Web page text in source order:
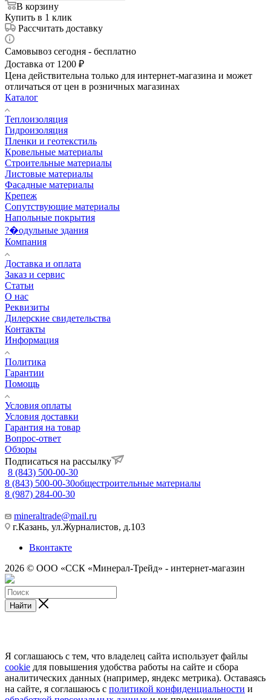
В корзину
Купить в 1 клик
Рассчитать доставку
Самовывоз сегодня - бесплатно
Доставка от 1200 ₽
Цена действительна только для интернет-магазина и может
отличаться от цен в розничных магазинах
Каталог
Теплоизоляция
Гидроизоляция
Пленки и геотекстиль
Кровельные материалы
Строительные материалы
Листовые материалы
Фасадные материалы
Крепеж
Сопутствующие материалы
Напольные покрытия
?�одульные здания
Компания
Доставка и оплата
Заказ и сервис
Статьи
О нас
Реквизиты
Дилерские свидетельства
Контакты
Информация
Политика
Гарантии
Помощь
Условия оплаты
Условия доставки
Гарантия на товар
Вопрос-ответ
Обзоры
Подписаться на рассылку
8 (843) 500-00-30
8 (843) 500-00-30общестроительные материалы
8 (987) 284-00-30
mineraltrade@mail.ru
г.Казань, ул.Журналистов, д.103
Вконтакте
2026 © ООО «ССК «Минерал-Трейд» - интернет-магазин
Найти
Я соглашаюсь с тем, что владелец сайта использует файлы
cookie для повышения удобства работы на сайте и сбора
аналитических данных (например, яндекс метрика). Оставаясь
на сайте, я соглашаюсь с политикой конфиденциальности и